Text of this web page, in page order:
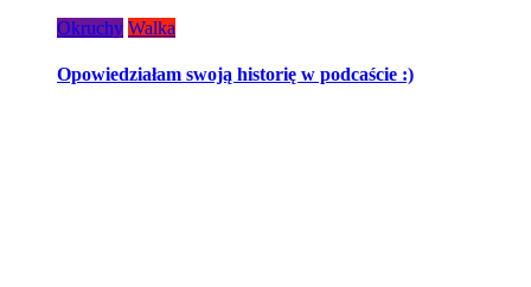
Okruchy Walka
Opowiedziałam swoją historię w podcaście :)